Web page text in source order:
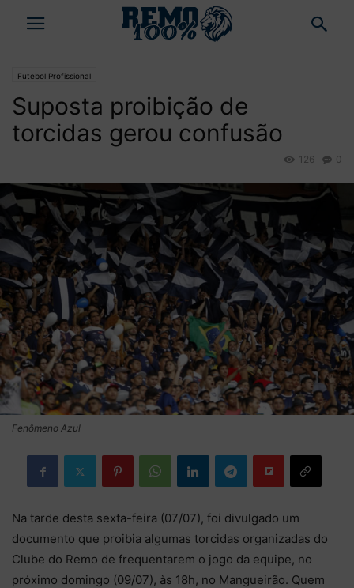
Futebol Profissional
Suposta proibição de
torcidas gerou confusão
0
126
Fenômeno Azul
Na tarde desta sexta-feira (07/07), foi divulgado um
documento que proibia algumas torcidas organizadas do
Clube do Remo de frequentarem o jogo da equipe, no
próximo domingo (09/07), às 18h, no Mangueirão. Quem